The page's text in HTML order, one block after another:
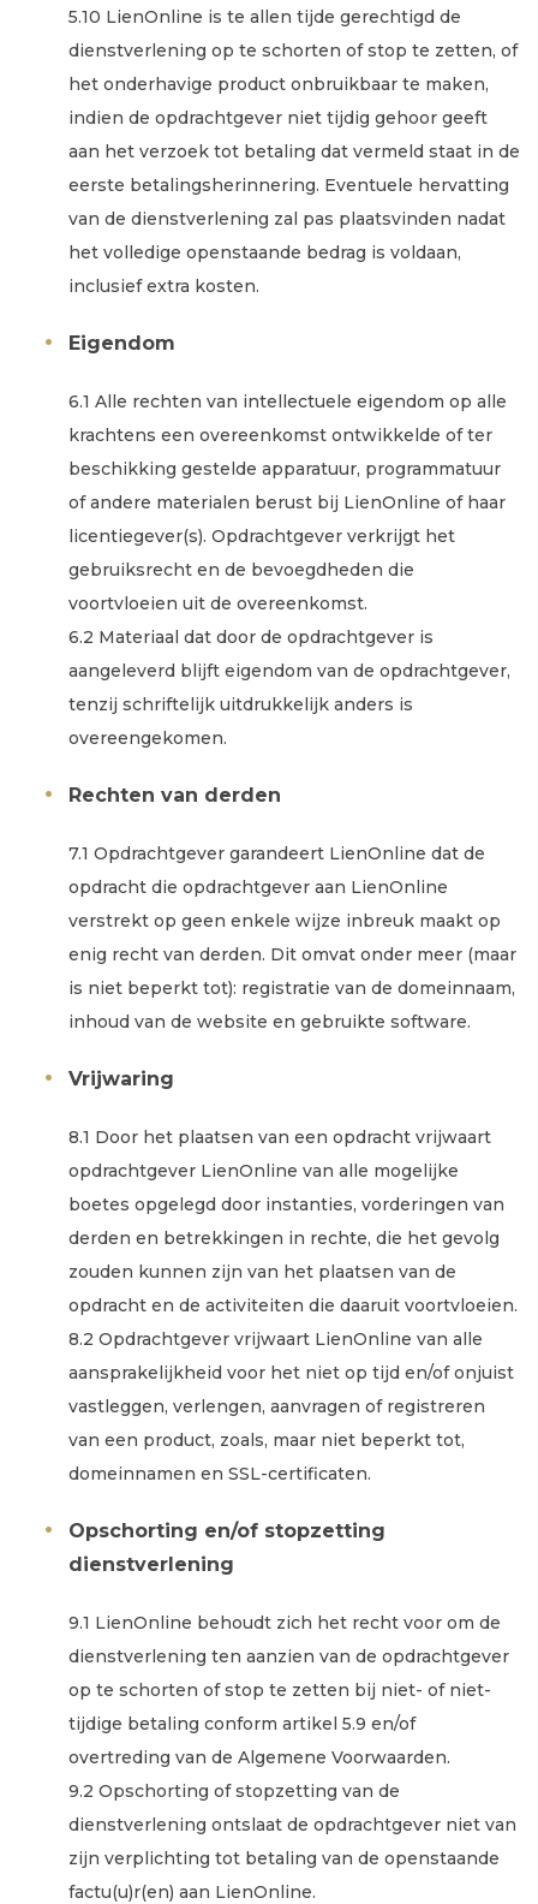
5.10 LienOnline is te allen tijde gerechtigd de
dienstverlening op te schorten of stop te zetten, of
het onderhavige product onbruikbaar te maken,
indien de opdrachtgever niet tijdig gehoor geeft
aan het verzoek tot betaling dat vermeld staat in de
eerste betalingsherinnering. Eventuele hervatting
van de dienstverlening zal pas plaatsvinden nadat
het volledige openstaande bedrag is voldaan,
inclusief extra kosten.
Eigendom
6.1 Alle rechten van intellectuele eigendom op alle
krachtens een overeenkomst ontwikkelde of ter
beschikking gestelde apparatuur, programmatuur
of andere materialen berust bij LienOnline of haar
licentiegever(s). Opdrachtgever verkrijgt het
gebruiksrecht en de bevoegdheden die
voortvloeien uit de overeenkomst.
6.2 Materiaal dat door de opdrachtgever is
aangeleverd blijft eigendom van de opdrachtgever,
tenzij schriftelijk uitdrukkelijk anders is
overeengekomen.
Rechten van derden
7.1 Opdrachtgever garandeert LienOnline dat de
opdracht die opdrachtgever aan LienOnline
verstrekt op geen enkele wijze inbreuk maakt op
enig recht van derden. Dit omvat onder meer (maar
is niet beperkt tot): registratie van de domeinnaam,
inhoud van de website en gebruikte software.
Vrijwaring
8.1 Door het plaatsen van een opdracht vrijwaart
opdrachtgever LienOnline van alle mogelijke
boetes opgelegd door instanties, vorderingen van
derden en betrekkingen in rechte, die het gevolg
zouden kunnen zijn van het plaatsen van de
opdracht en de activiteiten die daaruit voortvloeien.
8.2 Opdrachtgever vrijwaart LienOnline van alle
aansprakelijkheid voor het niet op tijd en/of onjuist
vastleggen, verlengen, aanvragen of registreren
van een product, zoals, maar niet beperkt tot,
domeinnamen en SSL-certificaten.
Opschorting en/of stopzetting
dienstverlening
9.1 LienOnline behoudt zich het recht voor om de
dienstverlening ten aanzien van de opdrachtgever
op te schorten of stop te zetten bij niet- of niet-
tijdige betaling conform artikel 5.9 en/of
overtreding van de Algemene Voorwaarden.
9.2 Opschorting of stopzetting van de
dienstverlening ontslaat de opdrachtgever niet van
zijn verplichting tot betaling van de openstaande
factu(u)r(en) aan LienOnline.